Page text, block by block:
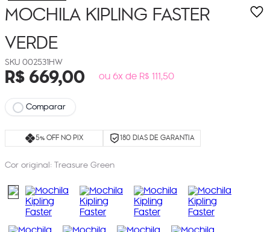
MOCHILA KIPLING FASTER
VERDE
002531HW
R$669,00 ou 6x de R$ 111,50
Comparar
5% OFF NO PIX 180 DIAS DE GARANTIA
Cor original: Treasure Green